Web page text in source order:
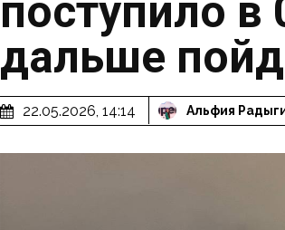
поступило в
дальше
22.05.2026, 14:14 Альфия